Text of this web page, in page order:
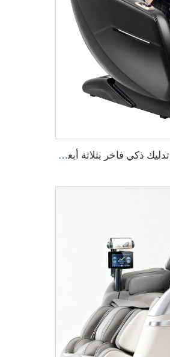
2024 الأكثر شيوعًا كرسي تدليك ذكي فاخر بثلاثة أبعاد بوضع الجاذبية الصفرية وتقنية الضغط الهوائي والتدفئة والتدليك الشياتسو، مع تغطية كاملة للجسم